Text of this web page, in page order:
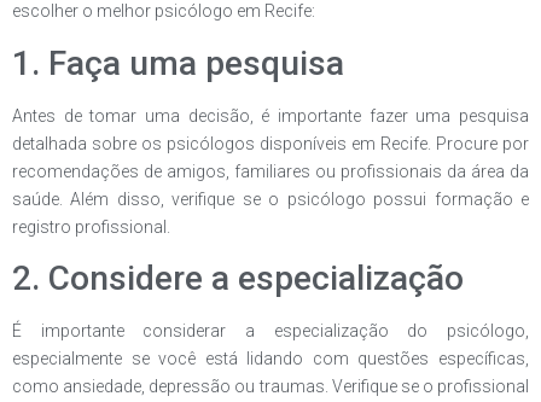
escolher o melhor psicólogo em Recife:
1. Faça uma pesquisa
Antes de tomar uma decisão, é importante fazer uma pesquisa
detalhada sobre os psicólogos disponíveis em Recife. Procure por
recomendações de amigos, familiares ou profissionais da área da
saúde. Além disso, verifique se o psicólogo possui formação e
registro profissional.
2. Considere a especialização
É importante considerar a especialização do psicólogo,
especialmente se você está lidando com questões específicas,
como ansiedade, depressão ou traumas. Verifique se o profissional